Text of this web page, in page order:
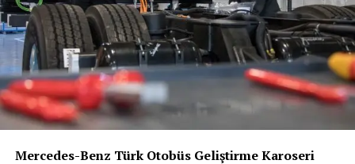
Mercedes-Benz Türk Otobüs Geliştirme Karoseri